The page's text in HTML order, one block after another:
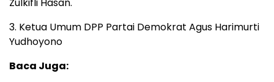
3. Ketua Umum DPP Partai Demokrat Agus Harimurti
Yudhoyono
Baca Juga: